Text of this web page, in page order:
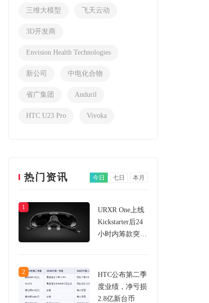
三维大模型 飞天云动
3D开发商
Envision Health Technologies
新公司 中电化合物
省广集团 Anduril
HTC U23 Pro Vivoka
热门资讯 今日 七日 本月
1
URXR One上线
Kickstarter后24
小时内筹款突破
2
HTC公布第二季
度业绩，净亏损
2.8亿新台币